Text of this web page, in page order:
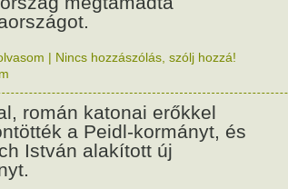
| Nincs hozzászólás, szólj hozzá!
román katonai erőkkel
a Peidl-kormányt, és
István alakított új